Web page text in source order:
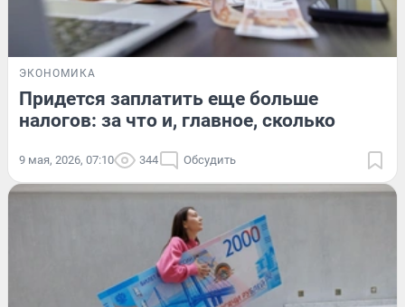
ЭКОНОМИКА
Придется заплатить еще больше
налогов: за что и, главное, сколько
9 мая, 2026, 07:10 344 Обсудить